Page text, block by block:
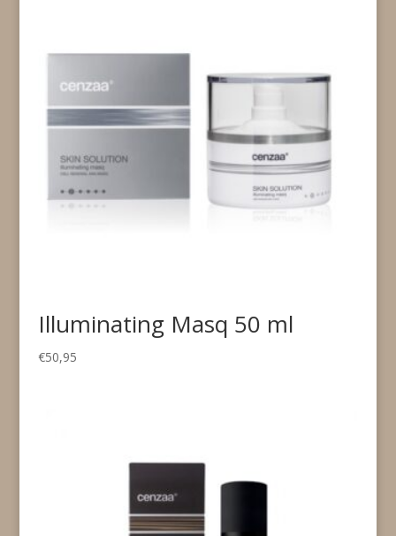
Illuminating Masq 50 ml
€50,95